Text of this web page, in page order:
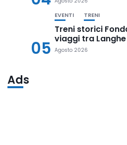
05
EVENTI TRENI
Treni storici
viaggi tra
Agosto 2026
Ads